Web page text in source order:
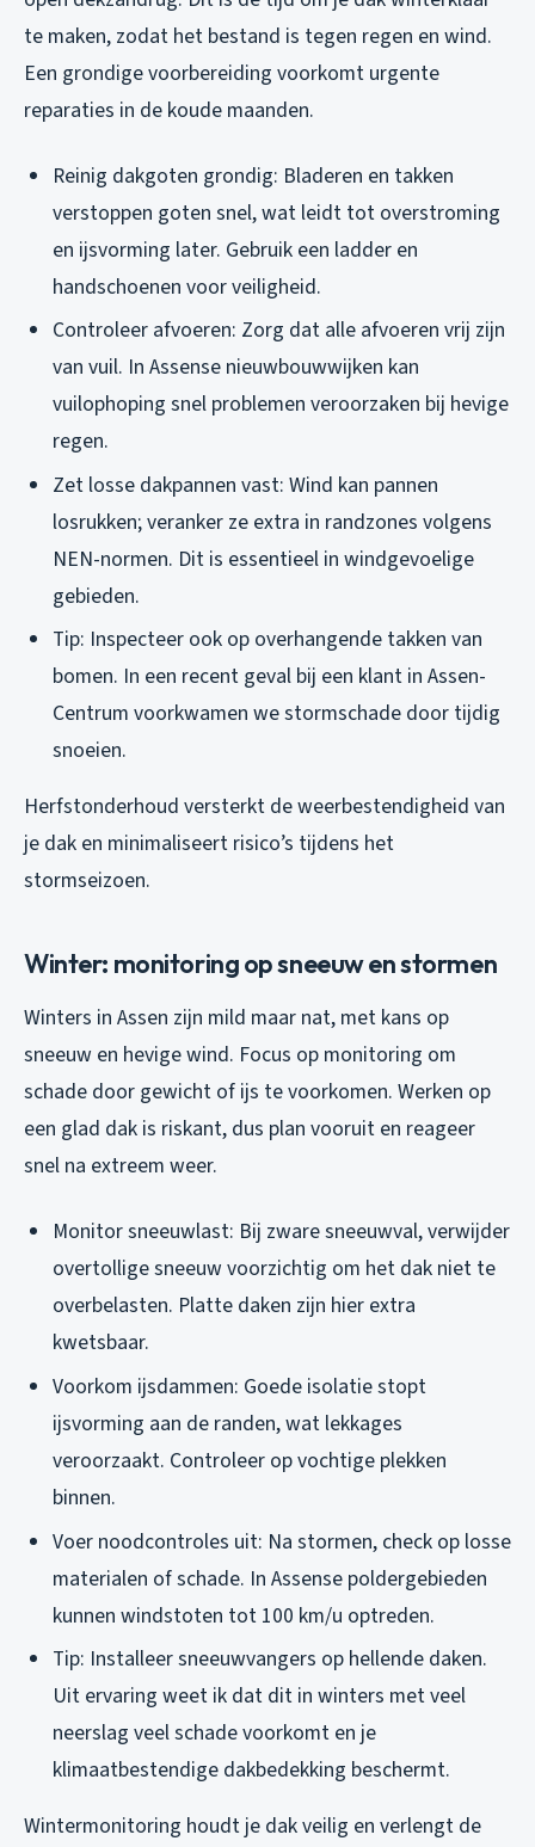
te maken, zodat het bestand is tegen regen en wind.
Een grondige voorbereiding voorkomt urgente
reparaties in de koude maanden.
Reinig dakgoten grondig: Bladeren en takken
verstoppen goten snel, wat leidt tot overstroming
en ijsvorming later. Gebruik een ladder en
handschoenen voor veiligheid.
Controleer afvoeren: Zorg dat alle afvoeren vrij zijn
van vuil. In Assense nieuwbouwwijken kan
vuilophoping snel problemen veroorzaken bij hevige
regen.
Zet losse dakpannen vast: Wind kan pannen
losrukken; veranker ze extra in randzones volgens
NEN-normen. Dit is essentieel in windgevoelige
gebieden.
Tip: Inspecteer ook op overhangende takken van
bomen. In een recent geval bij een klant in Assen-
Centrum voorkwamen we stormschade door tijdig
snoeien.
Herfstonderhoud versterkt de weerbestendigheid van
je dak en minimaliseert risico’s tijdens het
stormseizoen.
Winter: monitoring op sneeuw en stormen
Winters in Assen zijn mild maar nat, met kans op
sneeuw en hevige wind. Focus op monitoring om
schade door gewicht of ijs te voorkomen. Werken op
een glad dak is riskant, dus plan vooruit en reageer
snel na extreem weer.
Monitor sneeuwlast: Bij zware sneeuwval, verwijder
overtollige sneeuw voorzichtig om het dak niet te
overbelasten. Platte daken zijn hier extra
kwetsbaar.
Voorkom ijsdammen: Goede isolatie stopt
ijsvorming aan de randen, wat lekkages
veroorzaakt. Controleer op vochtige plekken
binnen.
Voer noodcontroles uit: Na stormen, check op losse
materialen of schade. In Assense poldergebieden
kunnen windstoten tot 100 km/u optreden.
Tip: Installeer sneeuwvangers op hellende daken.
Uit ervaring weet ik dat dit in winters met veel
neerslag veel schade voorkomt en je
klimaatbestendige dakbedekking beschermt.
Wintermonitoring houdt je dak veilig en verlengt de